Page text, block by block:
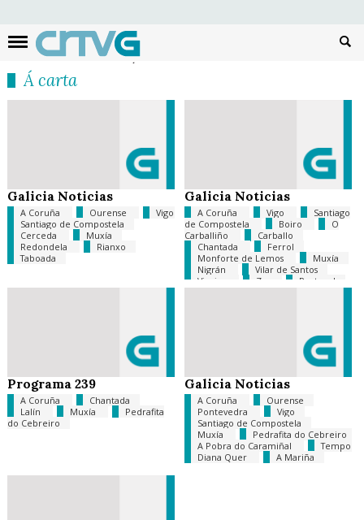
Á carta
Galicia Noticias
A Coruña Ourense
Vigo
Santiago de Compostela
Cerceda
Muxía
Redondela
Rianxo
Taboada
Galicia Noticias
A Coruña Vigo
Santiago
de Compostela
Boiro
O
Carballiño
Carballo
Chantada
Ferrol
Monforte de Lemos
Muxía
Nigrán
Vilar de Santos
Viveiro
Zas
Portugal
Programa 239
A Coruña
Chantada
Lalín
Muxía
Pedrafita
do Cebreiro
Galicia Noticias
A Coruña
Ourense
Pontevedra
Vigo
Santiago de Compostela
Muxía
Pedrafita do Cebreiro
A Pobra do Caramiñal
Tempo
Diana Quer
A Mariña